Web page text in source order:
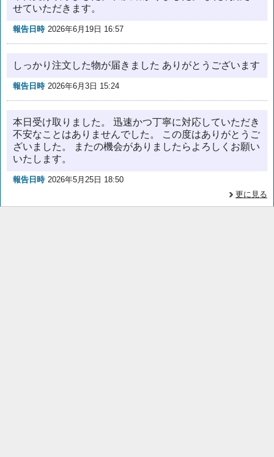
せていただきます。
報告日時 2026年6月19日 16:57
しっかり注文した物が届きました ありがとうございます
報告日時 2026年6月3日 15:24
本日受け取りました。 迅速かつ丁寧に対応していただき
不安なことはありませんでした。 この度はありがとうご
ざいました。 またの機会がありましたらよろしくお願い
いたします。
報告日時 2026年5月25日 18:50
更に見る